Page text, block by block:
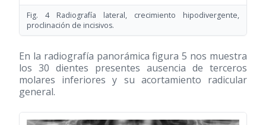
Fig. 4 Radiografía lateral, crecimiento hipodivergente,
proclinación de incisivos.
En la radiografía panorámica figura 5 nos muestra
los 30 dientes presentes ausencia de terceros
molares inferiores y su acortamiento radicular
general.